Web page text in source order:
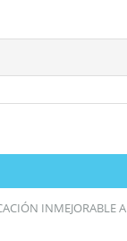
INMEJORABLE